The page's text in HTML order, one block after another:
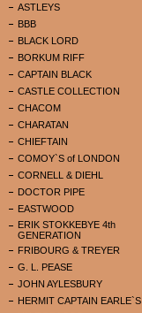
ASTLEYS
BBB
BLACK LORD
BORKUM RIFF
CAPTAIN BLACK
CASTLE COLLECTION
CHACOM
CHARATAN
CHIEFTAIN
COMOY`S of LONDON
CORNELL & DIEHL
DOCTOR PIPE
EASTWOOD
ERIK STOKKEBYE 4th
GENERATION
FRIBOURG & TREYER
G. L. PEASE
JOHN AYLESBURY
HERMIT CAPTAIN EARLE`S